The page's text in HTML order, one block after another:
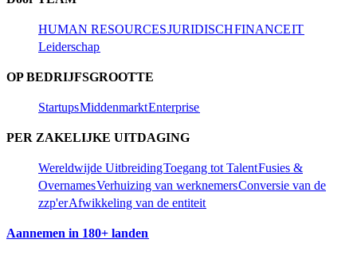
HUMAN RESOURCES​​JURIDISCH​​FINANCE​​IT​​
Leiderschap​​
OP BEDRIJFSGROOTTE​​
Startups​​Middenmarkt​​Enterprise​​
PER ZAKELIJKE UITDAGING​​
Wereldwijde Uitbreiding​​Toegang tot Talent​​Fusies &
Overnames​​Verhuizing van werknemers​​Conversie van de
zzp'er​​Afwikkeling van de entiteit​​
Aannemen in 180+ landen​​